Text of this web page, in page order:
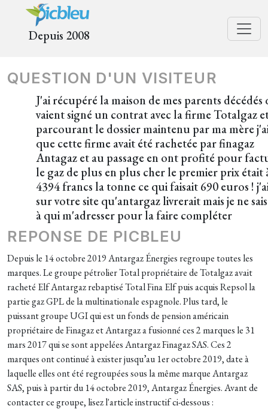
Depuis 2008
QUESTION D'UN VISITEUR
J'ai récupéré la maison de mes parents décédés
vaient signé un contrat avec la firme Totalgaz
parcourant le dossier maintenu par ma mère
que cette firme avait été rachetée par finagaz
Antagaz et au passage en ont profité pour
le gaz de plus en plus cher le premier prix était
4394 francs la tonne ce qui faisait 690 euros !
sur votre site qu'antargaz livrerait mais je ne
à qui m'adresser pour la faire compléter
REPONSE DE PICBLEU
Depuis le 14 octobre 2019 Antargaz Énergies regroupe toutes les
marques. Le groupe pétrolier Total propriétaire de Totalgaz avait
racheté Elf Antargaz rebaptisé Total Fina Elf puis acquis Repsol la
partie gaz GPL de la multinationale espagnole. Plus tard, le
puissant groupe UGI qui est un fonds de pension américain
propriétaire de Finagaz et Antargaz a fusionné ces 2 marques le 31
mars 2017 qui se sont appelées Antargaz Finagaz SAS. Ces 2
marques ont continué à exister jusqu’au 1er octobre 2019, date à
laquelle elles ont été regroupées sous la même marque Antargaz
SAS, puis à partir du 14 octobre 2019, Antargaz Énergies. Avant de
contacter ce groupe, lisez l'article instructif ci-dessous :